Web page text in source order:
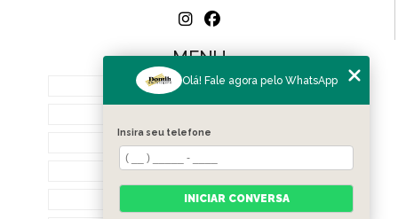
MENU
HOME
PRODUTOS
BLOG
CONTATO
Olá! Fale agora pelo WhatsApp
Insira seu telefone
INICIAR CONVERSA